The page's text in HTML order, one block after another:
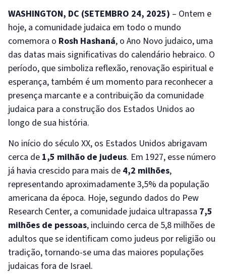
WASHINGTON, DC (SETEMBRO 24, 2025) – Ontem e
hoje, a comunidade judaica em todo o mundo
comemora o Rosh Hashaná, o Ano Novo judaico, uma
das datas mais significativas do calendário hebraico. O
período, que simboliza reflexão, renovação espiritual e
esperança, também é um momento para reconhecer a
presença marcante e a contribuição da comunidade
judaica para a construção dos Estados Unidos ao
longo de sua história.
No início do século XX, os Estados Unidos abrigavam
cerca de 1,5 milhão de judeus. Em 1927, esse número
já havia crescido para mais de 4,2 milhões,
representando aproximadamente 3,5% da população
americana da época. Hoje, segundo dados do Pew
Research Center, a comunidade judaica ultrapassa 7,5
milhões de pessoas, incluindo cerca de 5,8 milhões de
adultos que se identificam como judeus por religião ou
tradição, tornando-se uma das maiores populações
judaicas fora de Israel.